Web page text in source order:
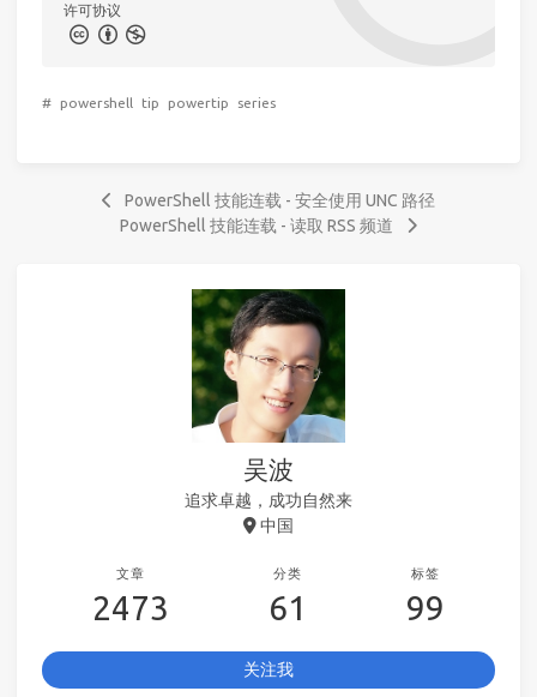
许可协议
# powershell tip powertip series
PowerShell 技能连载 - 安全使用 UNC 路径
PowerShell 技能连载 - 读取 RSS 频道
吴波
追求卓越，成功自然来
中国
文章
2473
分类
61
标签
99
关注我